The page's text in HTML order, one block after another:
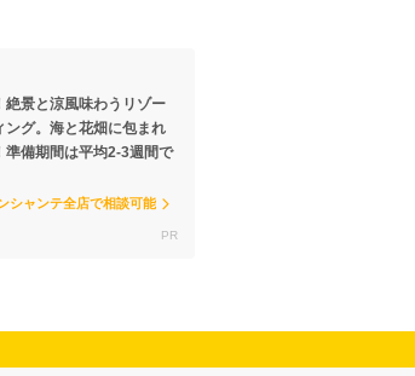
絶景と涼風味わうリゾー
ング。海と花畑に包まれ
準備期間は平均2-3週間で
シャンテ全店で相談可能